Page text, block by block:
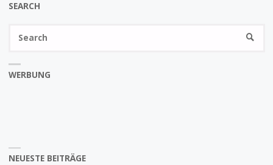
SEARCH
WERBUNG
NEUESTE BEITRÄGE